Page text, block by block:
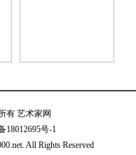
有 艺术家网
18012695号-1
All Rights Reserved